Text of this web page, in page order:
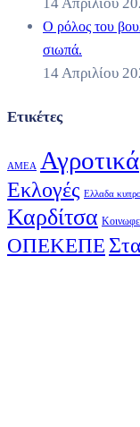
Ο ρόλος του
σιωπά.
14 Απριλίου
Ετικέτες
ΑΜΕΑ Αγροτικά
Εκλογές Ελλαδα
Καρδίτσα
ΟΠΕΚΕΠΕ